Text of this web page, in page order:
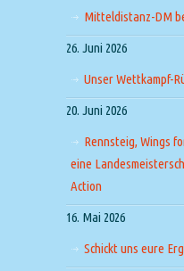
Mitteldistanz-DM
26. Juni 2026
Unser Wettkampf-
20. Juni 2026
Rennsteig, Wings
eine
Action
16. Mai 2026
Schickt uns eure